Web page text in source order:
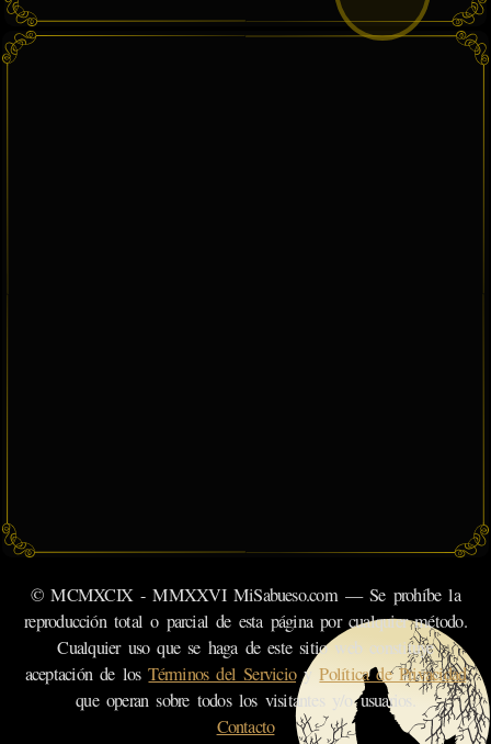
© MCMXCIX - MMXXVI MiSabueso.com — Se prohíbe la
reproducción total o parcial de esta página por cualquier método.
Cualquier uso que se haga de este sitio web constituye
aceptación de losTérminos del ServicioyPolítica de Privacidad
que operan sobre todos los visitantes y/o usuarios.
Contacto